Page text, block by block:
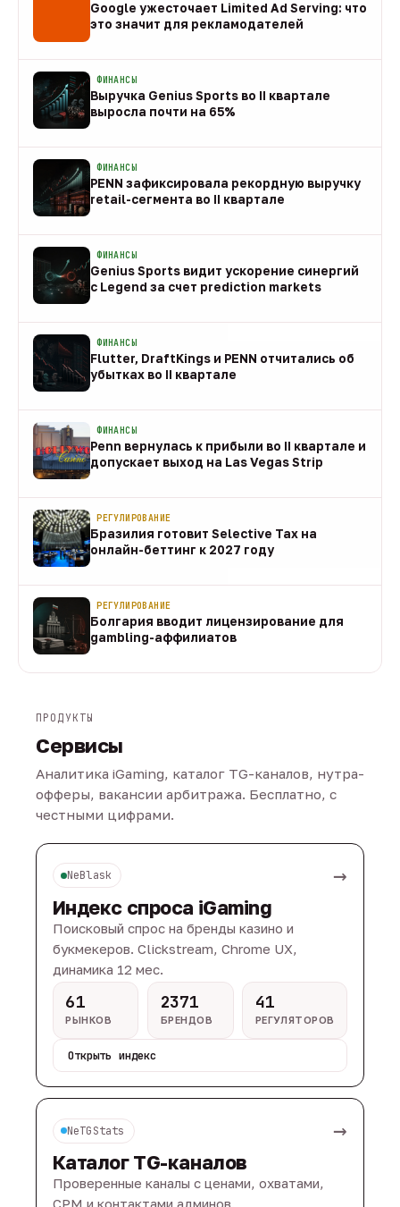
Google ужесточает Limited Ad Serving: что
это значит для рекламодателей
ФИНАНСЫ
Выручка Genius Sports во II квартале
выросла почти на 65%
ФИНАНСЫ
PENN зафиксировала рекордную выручку
retail-сегмента во II квартале
ФИНАНСЫ
Genius Sports видит ускорение синергий
с Legend за счет prediction markets
ФИНАНСЫ
Flutter, DraftKings и PENN отчитались об
убытках во II квартале
ФИНАНСЫ
Penn вернулась к прибыли во II квартале и
допускает выход на Las Vegas Strip
РЕГУЛИРОВАНИЕ
Бразилия готовит Selective Tax на
онлайн-беттинг к 2027 году
РЕГУЛИРОВАНИЕ
Болгария вводит лицензирование для
gambling-аффилиатов
ПРОДУКТЫ
Сервисы
Аналитика iGaming, каталог TG-каналов, нутра-
офферы, вакансии арбитража. Бесплатно, с
честными цифрами.
NeBlask →
Индекс спроса iGaming
Поисковый спрос на бренды казино и
букмекеров. Clickstream, Chrome UX,
динамика 12 мес.
61
РЫНКОВ
2371
БРЕНДОВ
41
РЕГУЛЯТОРОВ
Открыть индекс
NeTGStats →
Каталог TG-каналов
Проверенные каналы с ценами, охватами,
CPM и контактами админов.